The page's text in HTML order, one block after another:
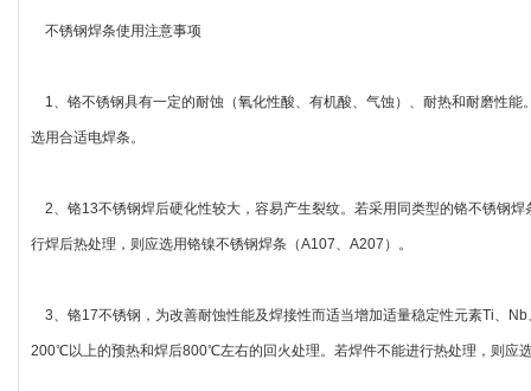
不锈钢焊条使用注意事项
1、铬不锈钢具有一定的耐蚀（氧化性酸、有机酸、气蚀）、耐热和耐磨性
选用合适电焊条。
2、铬13不锈钢焊后硬化性较大，容易产生裂纹。若采用同类型的铬不锈钢
行焊后热处理，则应选用铬镍不锈钢焊条（A107、A207）。
3、铬17不锈钢，为改善耐蚀性能及焊接性而适当增加适量稳定性元素Ti、
200℃以上的预热和焊后800℃左右的回火处理。若焊件不能进行热处理，则应